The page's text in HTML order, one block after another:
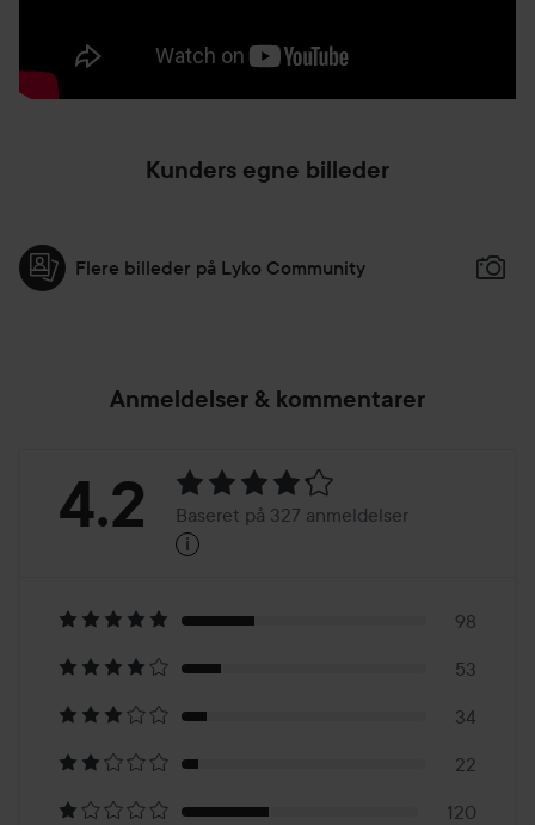
3. Afslut derefter med en shampoo som normalt.
Kunders egne billeder
Flere billeder på Lyko Community
Anmeldelser & kommentarer
Bedømmelse:
Baseret
på
327
anmeldelser
4.2 Baseret på 327 anmeldelser
i
98
53
34
22
120